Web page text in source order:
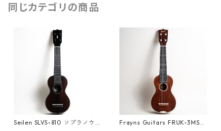
同じカテゴリの商品
Seilen SLVS-810 ソプラノウク
Frayns Guitars FRUK-3MS